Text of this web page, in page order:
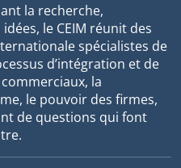
la recherche,
le CEIM réunit des
spécialistes de
d’intégration et de
la
le pouvoir des firmes,
de questions qui font